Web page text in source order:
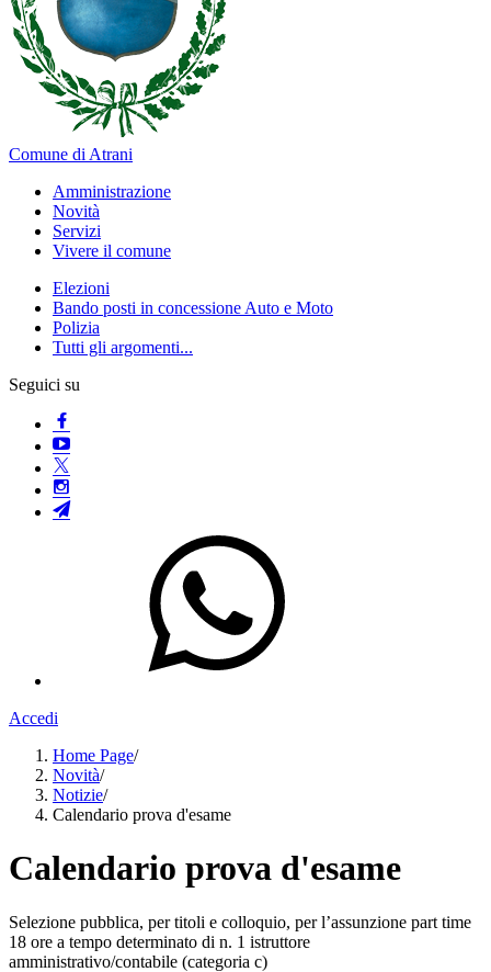
Comune di Atrani
Amministrazione
Novità
Servizi
Vivere il comune
Elezioni
Bando posti in concessione Auto e Moto
Polizia
Tutti gli argomenti...
Seguici su
Accedi
Home Page/
Novità/
Notizie/
Calendario prova d'esame
Calendario prova d'esame
Selezione pubblica, per titoli e colloquio, per l’assunzione part time
18 ore a tempo determinato di n. 1 istruttore
amministrativo/contabile (categoria c)